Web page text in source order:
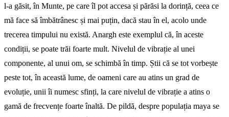
l-a găsit, în Munte, pe care îl pot accesa și părăsi la dorință, ceea ce
mă face să îmbătrânesc și mai puțin, dacă stau în el, acolo unde
trecerea timpului nu există. Anargh este exemplul că, în aceste
condiții, se poate trăi foarte mult. Nivelul de vibrație al unei
componente, al unui om, se schimbă în timp. Știi că se tot vorbește
peste tot, în această lume, de oameni care au atins un grad de
evoluție, unii îi numesc sfinți, la care nivelul de vibrație a atins o
gamă de frecvențe foarte înaltă. De pildă, despre populația maya se